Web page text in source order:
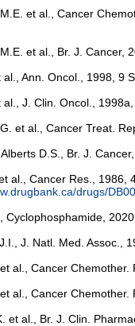
et al., Cancer
et al., Br. J. Cancer,
al., Ann. Oncol., 1998, 9
al., J. Clin. Oncol.,
et al., Cancer Treat.
D.S., Br. J.
al., Cancer Res., 1986,
drugs/
Cyclophosphamide,
J. Natl. Med. Assoc.,
al., Cancer Chemother.
al., Cancer
et al., Br. J. Clin.